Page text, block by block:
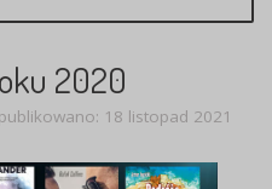
2020
18 listopad 2021